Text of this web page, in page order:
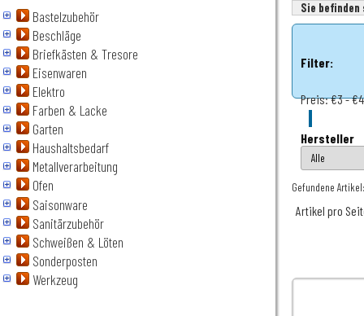
Bastelzubehör
Beschläge
Briefkästen & Tresore
Eisenwaren
Elektro
Farben & Lacke
Garten
Haushaltsbedarf
Metallverarbeitung
Ofen
Saisonware
Sanitärzubehör
Schweißen & Löten
Sonderposten
Werkzeug
Sie
Filter:
Preis:€3 -
Hersteller
Gefundene
Artikel pro